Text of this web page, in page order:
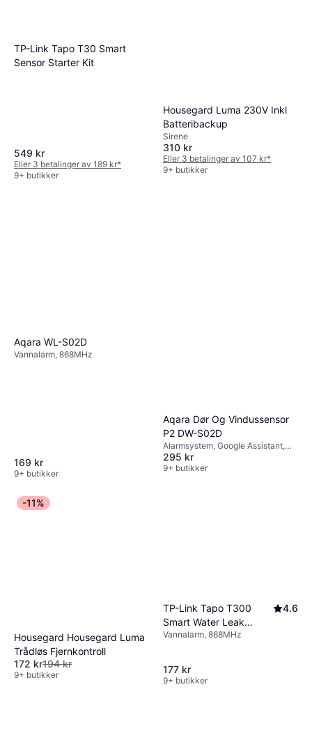
TP-Link Tapo T30 Smart
Sensor Starter Kit
549 kr
Eller 3 betalinger av 189 kr*
9+ butikker
Housegard Luma 230V Inkl
Batteribackup
Sirene
310 kr
Eller 3 betalinger av 107 kr*
9+ butikker
Aqara WL-S02D
Vannalarm, 868MHz
169 kr
9+ butikker
Aqara Dør Og Vindussensor
P2 DW-S02D
Alarmsystem, Google Assistant,
Amazon Alexa, Thread
295 kr
9+ butikker
-11%
Housegard Housegard Luma
Trådløs Fjernkontroll
172 kr194 kr
9+ butikker
TP-Link Tapo T300
Smart Water Leak
Sensor
4.6
Vannalarm, 868MHz
177 kr
9+ butikker